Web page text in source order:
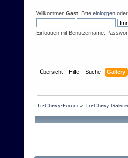
Willkommen Gast . Bitte einloggen oder
Einloggen mit Benutzername,
Übersicht Hilfe Suche Gallery
Tri-Chevy-Forum » Tri-Chevy Galerie